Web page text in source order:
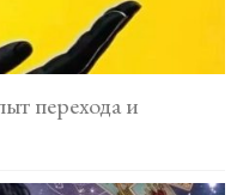
перехода и